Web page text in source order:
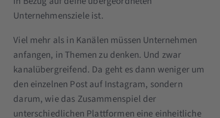
Unternehmensziele ist.
Viel mehr als in Kanälen müssen Unternehmen
anfangen, in Themen zu denken. Und zwar
kanalübergreifend. Da geht es dann weniger um
den einzelnen Post auf Instagram, sondern
darum, wie das Zusammenspiel der
unterschiedlichen Plattformen eine einheitliche